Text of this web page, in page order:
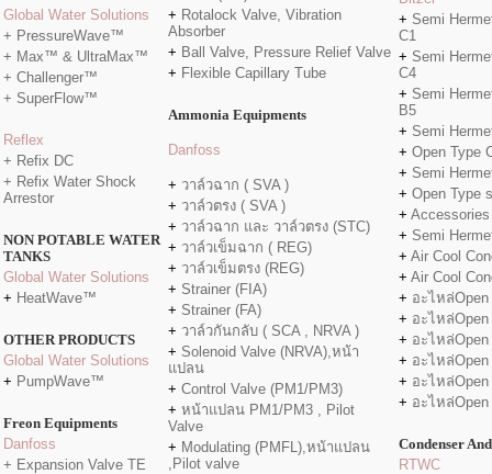
Global Water Solutions
+ PressureWave™
+ Max™ & UltraMax™
+ Challenger™
+ SuperFlow™
Reflex
+ Refix DC
+ Refix Water Shock
Arrestor
NON POTABLE WATER
TANKS
Global Water Solutions
+ HeatWave™
OTHER PRODUCTS
Global Water Solutions
+ PumpWave™
Freon Equipments
Danfoss
+ Expansion Valve TE
+ Rotalock Valve, Vibration
Absorber
+ Ball Valve, Pressure Relief Valve
+ Flexible Capillary Tube
Ammonia Equipments
Danfoss
+ วาล์วฉาก ( SVA )
+ วาล์วตรง ( SVA )
+ วาล์วฉาก และ วาล์วตรง (STC)
+ วาล์วเข็มฉาก ( REG)
+ วาล์วเข็มตรง (REG)
+ Strainer (FIA)
+ Strainer (FA)
+ วาล์วกันกลับ ( SCA , NRVA )
+ Solenoid Valve (NRVA),หน้า
แปลน
+ Control Valve (PM1/PM3)
+ หน้าแปลน PM1/PM3 , Pilot
Valve
+ Modulating (PMFL),หน้าแปลน
,Pilot valve
+ Semi
C1
+ Semi
C4
+ Semi
B5
+ Semi
+ Open Type
+ Semi
+ Open Type
+
+ Semi
+ Air Cool
+ Air Cool
+ อะไหล่Open
+ อะไหล่Open
+ อะไหล่Open
+ อะไหล่Open
+ อะไหล่Open
+ อะไหล่Open
Condenser
RTWC